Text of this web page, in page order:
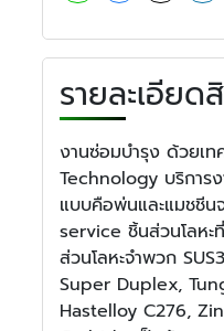
รายละเอียด
งานซ่อมบำรุง ด้วยเท
Technology บริการ
แบบคือพ่นและแมชชี
service ชิ้นส่วนโลหะ
ส่วนโลหะจำพวก
Super Duplex,
Hastelloy C276,